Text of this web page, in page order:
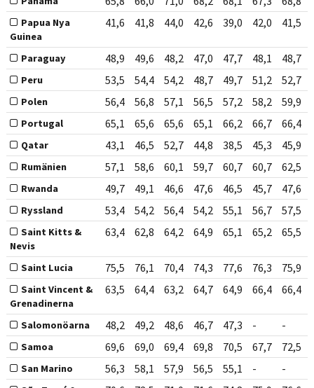
Papua Nya
Guinea
41,6 41,8 44,0 42,6 39,0 42,0 41,5
Paraguay 48,9 49,6 48,2 47,0 47,7 48,1 48,7
Peru 53,5 54,4 54,2 48,7 49,7 51,2 52,7
Polen 56,4 56,8 57,1 56,5 57,2 58,2 59,9
Portugal 65,1 65,6 65,6 65,1 66,2 66,7 66,4
Qatar 43,1 46,5 52,7 44,8 38,5 45,3 45,9
Rumänien 57,1 58,6 60,1 59,7 60,7 60,7 62,5
Rwanda 49,7 49,1 46,6 47,6 46,5 45,7 47,6
Ryssland 53,4 54,2 56,4 54,2 55,1 56,7 57,5
Saint Kitts &
Nevis
63,4 62,8 64,2 64,9 65,1 65,2 65,5
Saint Lucia 75,5 76,1 70,4 74,3 77,6 76,3 75,9
Saint Vincent &
Grenadinerna
63,5 64,4 63,2 64,7 64,9 66,4 66,4
Salomonöarna 48,2 49,2 48,6 46,7 47,3 - -
Samoa 69,6 69,0 69,4 69,8 70,5 67,7 72,5
San Marino 56,3 58,1 57,9 56,5 55,1 - -